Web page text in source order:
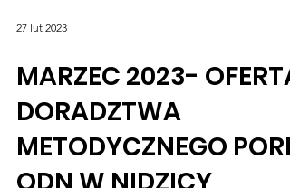
27 lut 2023
MARZEC 2023- OFERTA
DORADZTWA